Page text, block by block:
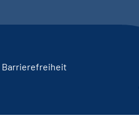
Barrierefreiheit